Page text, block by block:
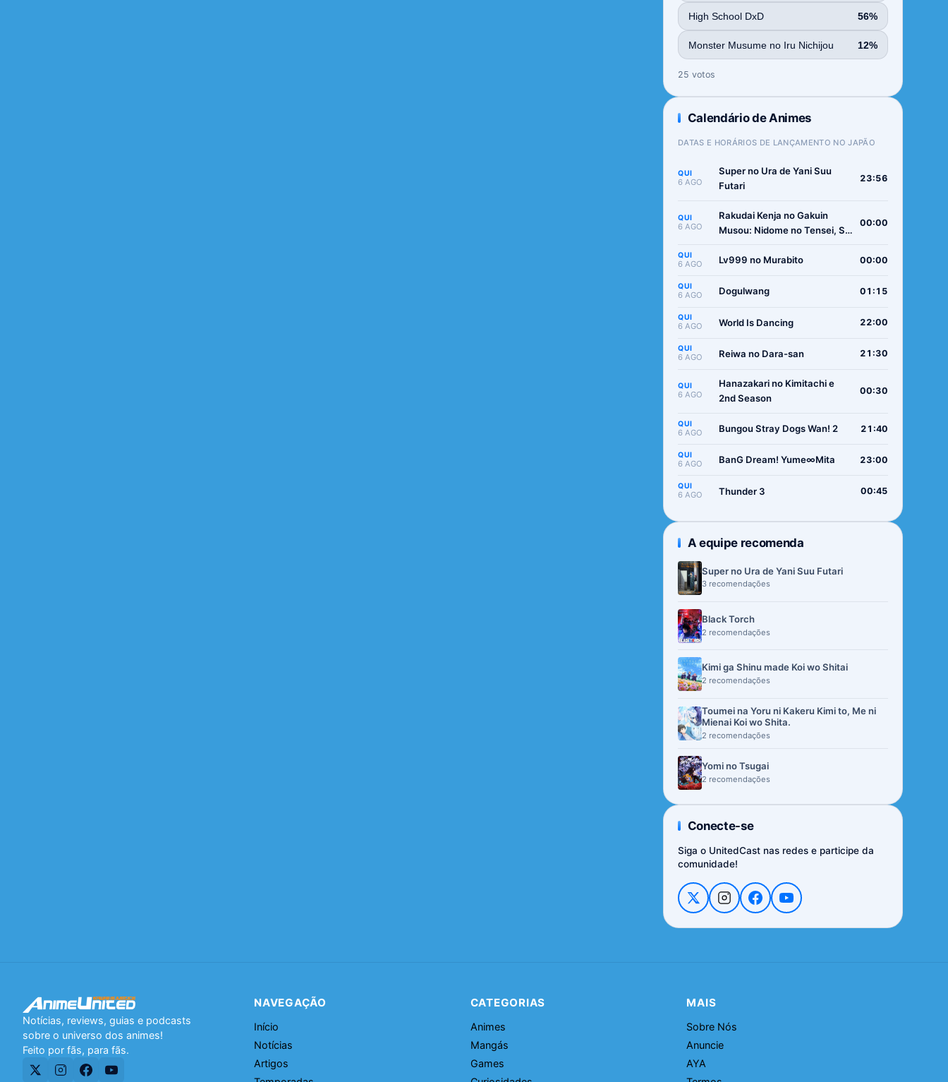
High School DxD 56%
Monster Musume no Iru Nichijou 12%
25 votos
Calendário de Animes
DATAS E HORÁRIOS DE LANÇAMENTO NO JAPÃO
QUI
6 AGO
Super no Ura de Yani Suu
Futari
23:56
QUI
6 AGO
Rakudai Kenja no Gakuin
Musou: Nidome no Tensei, S-
Boukenroku
00:00
QUI
6 AGO Lv999 no Murabito 00:00
QUI
6 AGO Dogulwang 01:15
QUI
6 AGO World Is Dancing 22:00
QUI
6 AGO Reiwa no Dara-san 21:30
QUI
6 AGO
Hanazakari no Kimitachi e
2nd Season
00:30
QUI
6 AGO Bungou Stray Dogs Wan! 2 21:40
QUI
6 AGO BanG Dream! Yume∞Mita 23:00
QUI
6 AGO Thunder 3 00:45
A equipe recomenda
Super no Ura de Yani Suu Futari
3 recomendações
Black Torch
2 recomendações
Kimi ga Shinu made Koi wo Shitai
2 recomendações
Toumei na Yoru ni Kakeru Kimi to, Me ni
Mienai Koi wo Shita.
2 recomendações
Yomi no Tsugai
2 recomendações
Conecte-se
Siga o UnitedCast nas redes e participe da
comunidade!
Notícias, reviews, guias e podcasts
sobre o universo dos animes!
Feito por fãs, para fãs.
NAVEGAÇÃO
Início
Notícias
Artigos
CATEGORIAS
Animes
Mangás
Games
MAIS
Sobre Nós
Anuncie
AYA